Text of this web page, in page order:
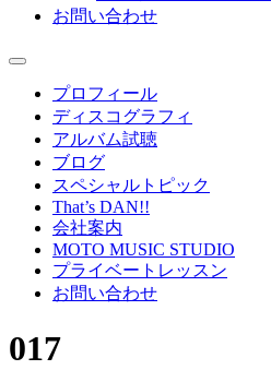
お問い合わせ
プロフィール
ディスコグラフィ
アルバム試聴
ブログ
スペシャルトピック
That’s DAN!!
会社案内
MOTO MUSIC STUDIO
プライベートレッスン
お問い合わせ
017